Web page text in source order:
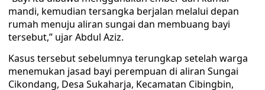
mandi, kemudian tersangka berjalan melalui depan
rumah menuju aliran sungai dan membuang bayi
tersebut,” ujar Abdul Aziz.
Kasus tersebut sebelumnya terungkap setelah warga
menemukan jasad bayi perempuan di aliran Sungai
Cikondang, Desa Sukaharja, Kecamatan Cibingbin,